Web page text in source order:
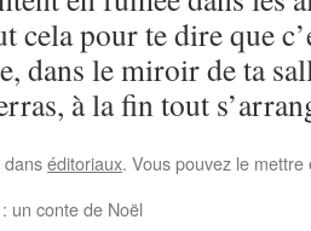
cela pour te dire que
dans le miroir de ta
à la fin tout
danséditoriaux. Vous pouvez le
: un conte de Noël